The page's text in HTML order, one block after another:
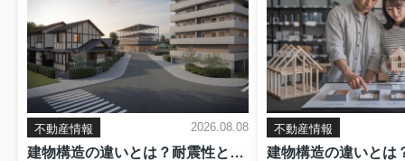
不動産情報 2026.08.08
建物構造の違いとは？耐震性と耐久性を比較し選び方を解説
不動産情報